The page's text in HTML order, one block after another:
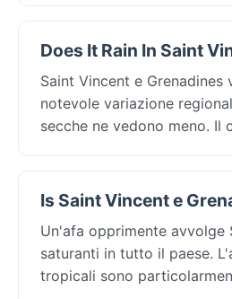
Does It Rain In Saint
Saint Vincent e
notevole variazione
secche ne vedono meno. Il
Is Saint Vincent e
Un'afa opprimente avvolge
saturanti in tutto il paese.
tropicali sono